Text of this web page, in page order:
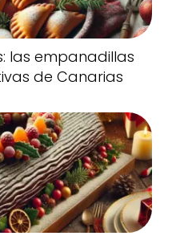
las empanadillas
de Canarias